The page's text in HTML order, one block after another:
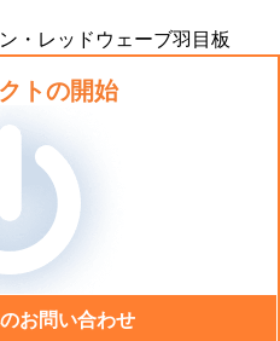
・レッドウェーブ羽目板
トの開始
お問い合わせ